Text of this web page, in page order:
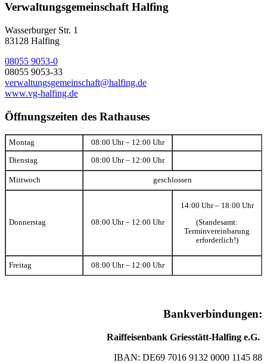
Verwaltungsgemeinschaft Halfing
Wasserburger Str. 1
83128 Halfing
08055 9053-0
08055 9053-33
verwaltungsgemeinschaft@halfing.de
www.vg-halfing.de
Öffnungszeiten des Rathauses
Montag 08:00 Uhr – 12:00 Uhr
Dienstag 08:00 Uhr – 12:00 Uhr
Mittwoch geschlossen
Donnerstag 08:00 Uhr – 12:00 Uhr
14:00 Uhr – 18:00 Uhr
(Standesamt:
Terminvereinbarung
erforderlich!)
Freitag 08:00 Uhr – 12:00 Uhr
Bankverbindungen:
Raiffeisenbank Griesstätt-Halfing e.G.
IBAN: DE69 7016 9132 0000 1145 88